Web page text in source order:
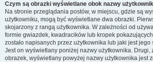
Czym są obrazki wyświetlane obok nazwy
Na stronie przeglądania postów, w miejscu, gdzie są
użytkowniku, mogą być wyświetlane dwa obrazki.
skojarzony z rangą użytkownika. W zależności od
formie gwiazdek, kwadracików lub kropek
zostało napisanych przez użytkownika lub jaki jest jego
Jest on wyświetlany poniżej nazwy użytkownika. Drugi,
obrazek, wyświetlany powyżej nazwy użytkownika jest